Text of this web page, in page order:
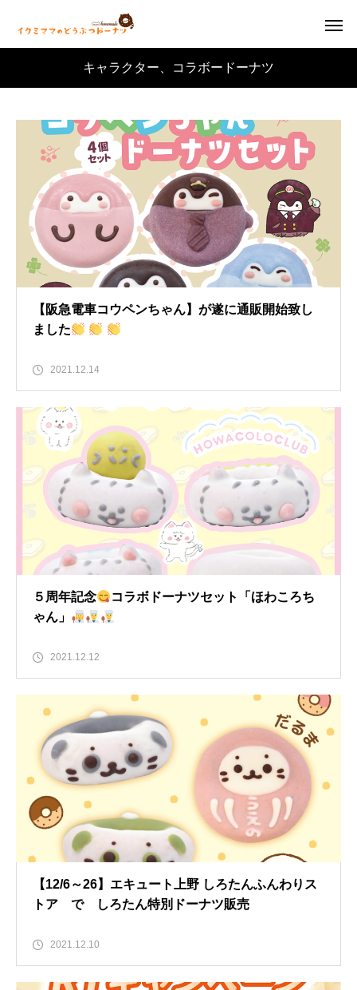
キャラクター、コラボードーナツ
【阪急電車コウペンちゃん】が遂に通販開始致し
ました
2021.12.14
５周年記念
コラボドーナツセット「ほわころち
ゃん」
2021.12.12
【12/6～26】エキュート上野 しろたんふんわりス
トア で しろたん特別ドーナツ販売
2021.12.10